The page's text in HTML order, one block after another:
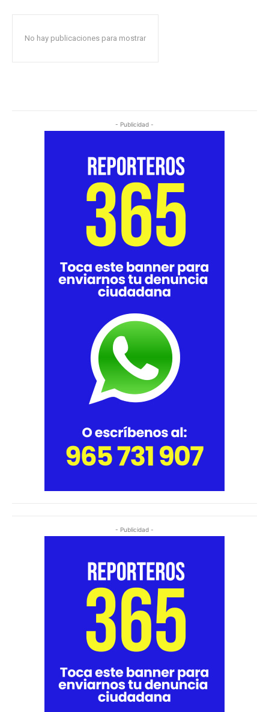
- Publicidad -
No hay publicaciones para mostrar
- Publicidad -